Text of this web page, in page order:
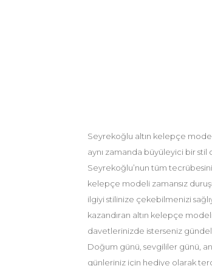
Seyrekoğlu altın kelepçe
aynı zamanda büyüleyici bir stil
Seyrekoğlu’nun tüm tecrübesini
kelepçe modeli zamansız
ilgiyi stilinize çekebilmenizi
kazandıran altın kelepçe
davetlerinizde isterseniz
Doğum günü, sevgililer günü,
günleriniz için hediye olarak